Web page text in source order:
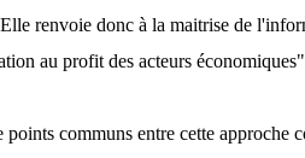
renvoie donc à la maitrise de
au profit des acteurs
communs entre cette approche